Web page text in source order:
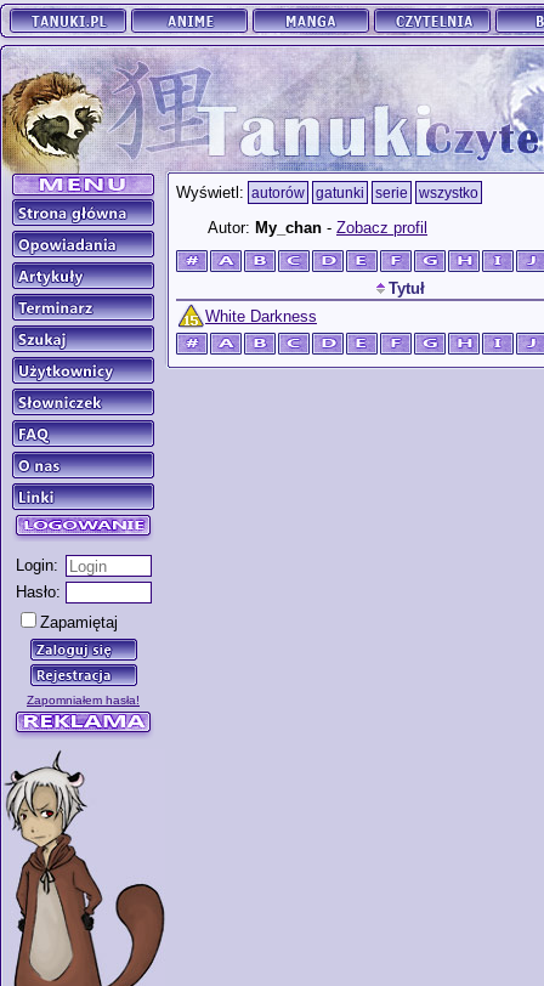
Login:
Hasło:
Zapamiętaj
Zapomniałem hasła!
Wyświetl: autorów gatunki serie wszystko
Autor: My_chan - Zobacz profil
Tytuł
White Darkness